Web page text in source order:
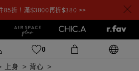
85折！滿$3800再折$380 >>
0
上身
背心